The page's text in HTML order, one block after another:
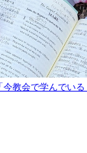
教会で学んでいる